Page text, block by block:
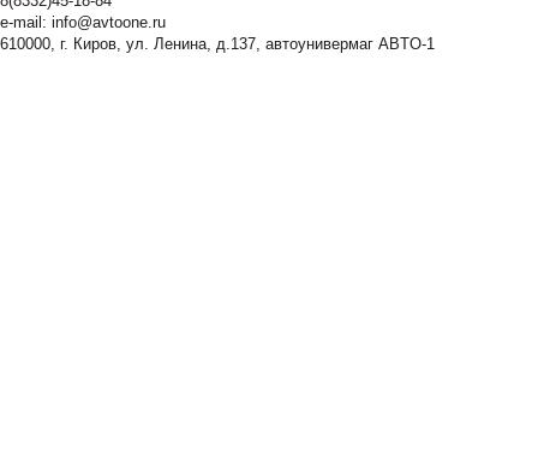
e-mail: info@avtoone.ru
610000, г. Киров, ул. Ленина, д.137, автоунивермаг ABTO-1